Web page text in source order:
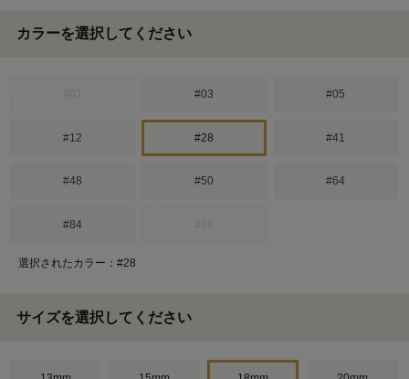
カラーを選択してください
#03 #05
#12 #28 #41
#48 #50 #64
#84
選択されたカラー：#28
サイズを選択してください